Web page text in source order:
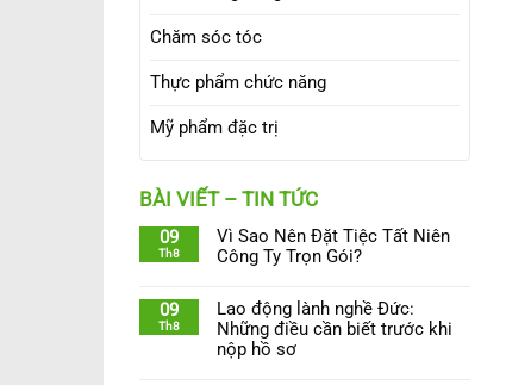
Chăm sóc tóc
Thực phẩm chức năng
Mỹ phẩm đặc trị
BÀI VIẾT – TIN TỨC
09
Th8
Vì Sao Nên Đặt Tiệc Tất Niên
Công Ty Trọn Gói?
09
Th8
Lao động lành nghề Đức:
Những điều cần biết trước khi
nộp hồ sơ